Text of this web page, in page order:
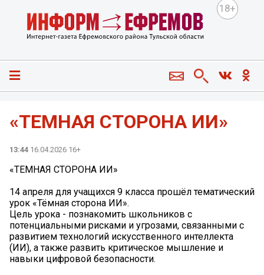
18+
«ТЕМНАЯ СТОРОНА ИИ»
13:44 16.04.2026 16+
«ТЕМНАЯ СТОРОНА ИИ»
14 апреля для учащихся 9 класса прошёл тематический
урок «Тёмная сторона ИИ».
Цель урока - познакомить школьников с
потенциальными рисками и угрозами, связанными с
развитием технологий искусственного интеллекта
(ИИ), а также развить критическое мышление и
навыки цифровой безопасности.